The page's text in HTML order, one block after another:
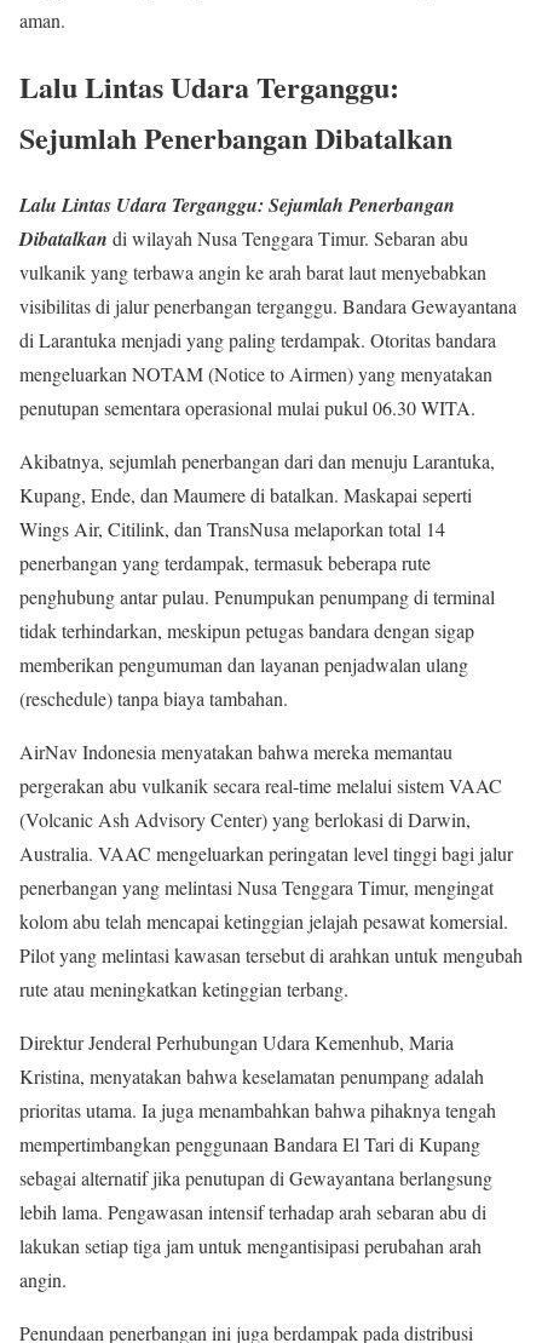
aman.
Lalu Lintas Udara Terganggu:
Sejumlah Penerbangan Dibatalkan
Lalu Lintas Udara Terganggu: Sejumlah Penerbangan
Dibatalkan di wilayah Nusa Tenggara Timur. Sebaran abu
vulkanik yang terbawa angin ke arah barat laut menyebabkan
visibilitas di jalur penerbangan terganggu. Bandara Gewayantana
di Larantuka menjadi yang paling terdampak. Otoritas bandara
mengeluarkan NOTAM (Notice to Airmen) yang menyatakan
penutupan sementara operasional mulai pukul 06.30 WITA.
Akibatnya, sejumlah penerbangan dari dan menuju Larantuka,
Kupang, Ende, dan Maumere di batalkan. Maskapai seperti
Wings Air, Citilink, dan TransNusa melaporkan total 14
penerbangan yang terdampak, termasuk beberapa rute
penghubung antar pulau. Penumpukan penumpang di terminal
tidak terhindarkan, meskipun petugas bandara dengan sigap
memberikan pengumuman dan layanan penjadwalan ulang
(reschedule) tanpa biaya tambahan.
AirNav Indonesia menyatakan bahwa mereka memantau
pergerakan abu vulkanik secara real-time melalui sistem VAAC
(Volcanic Ash Advisory Center) yang berlokasi di Darwin,
Australia. VAAC mengeluarkan peringatan level tinggi bagi jalur
penerbangan yang melintasi Nusa Tenggara Timur, mengingat
kolom abu telah mencapai ketinggian jelajah pesawat komersial.
Pilot yang melintasi kawasan tersebut di arahkan untuk mengubah
rute atau meningkatkan ketinggian terbang.
Direktur Jenderal Perhubungan Udara Kemenhub, Maria
Kristina, menyatakan bahwa keselamatan penumpang adalah
prioritas utama. Ia juga menambahkan bahwa pihaknya tengah
mempertimbangkan penggunaan Bandara El Tari di Kupang
sebagai alternatif jika penutupan di Gewayantana berlangsung
lebih lama. Pengawasan intensif terhadap arah sebaran abu di
lakukan setiap tiga jam untuk mengantisipasi perubahan arah
angin.
Penundaan penerbangan ini juga berdampak pada distribusi